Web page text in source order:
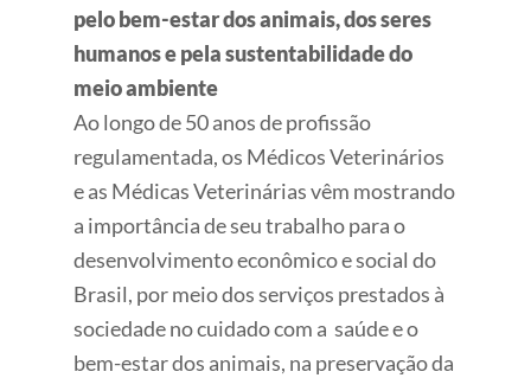
pelo bem-estar dos animais, dos seres
humanos e pela sustentabilidade do
meio ambiente
Ao longo de 50 anos de profissão
regulamentada, os Médicos Veterinários
e as Médicas Veterinárias vêm mostrando
a importância de seu trabalho para o
desenvolvimento econômico e social do
Brasil, por meio dos serviços prestados à
sociedade no cuidado com a saúde e o
bem-estar dos animais, na preservação da